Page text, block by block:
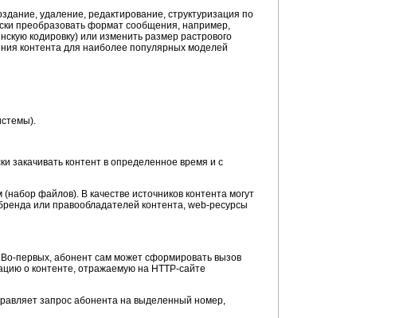
удаление, редактирование, структуризация по
преобразовать формат сообщения, например,
кодировку) или изменить размер растрового
контента для наиболее популярных моделей
закачивать контент в определенное время и с
файлов). В качестве источников контента могут
или правообладателей контента, web-ресурсы
Во-первых, абонент сам может сформировать вызов
о контенте, отражаемую на HTTP-сайте
запрос абонента на выделенный номер,